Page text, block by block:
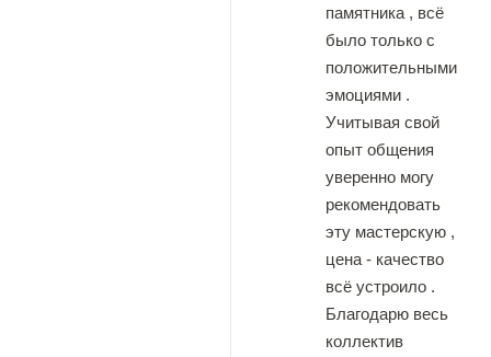
памятника , всё
было только с
положительными
эмоциями .
Учитывая свой
опыт общения
уверенно могу
рекомендовать
эту мастерскую ,
цена - качество
всё устроило .
Благодарю весь
коллектив